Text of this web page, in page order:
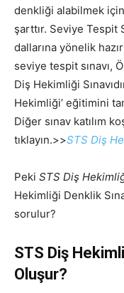
denkliği alabilmek
şarttır. Seviye Tespit
dallarına yönelik
seviye tespit sınavı,
Diş Hekimliği
Hekimliği’ eğitimini
Diğer sınav katılım
tıklayın.>>STS Diş
Peki STS Diş
Hekimliği Denklik
sorulur?
STS Diş
Oluşur?